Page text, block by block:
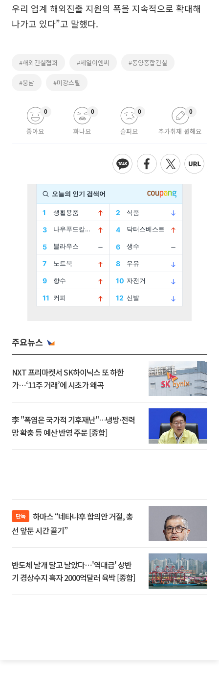
우리 업계 해외진출 지원의 폭을 지속적으로 확대해
나가고 있다”고 말했다.
#해외건설협회 #세일이앤씨 #동양종합건설
#웅남 #미강스틸
좋아요
0
화나요
0
슬퍼요
0
추가취재 원해요
0
주요뉴스
NXT 프리마켓서 SK하이닉스 또 하한
가⋯‘11주 거래’에 시초가 왜곡
李 "폭염은 국가적 기후재난"…냉방·전력
망 확충 등 예산 반영 주문 [종합]
단독
선 앞둔 시간 끌기”
반도체 날개 달고 날았다⋯'역대급' 상반
기 경상수지 흑자 2000억달러 육박 [종합]